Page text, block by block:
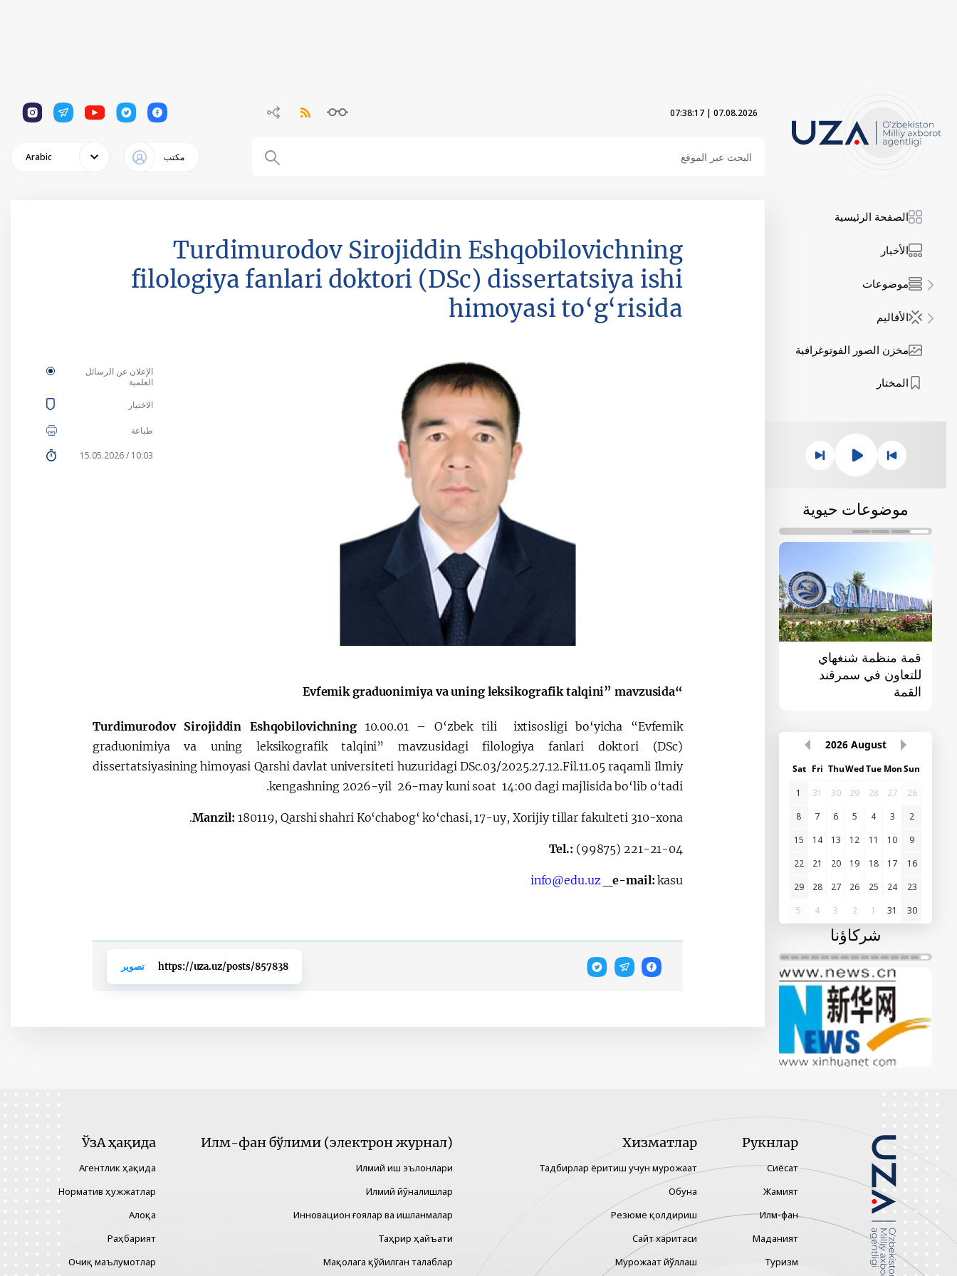
07.08.2026
|
07:38:18
1
1
1
1
1
مكتب Arabic
الصفحة الرئيسية
الأخبار
موضوعات
الأقاليم
مخزن الصور الفوتوغرافية
المختار
موضوعات حيوية
قمة سمرقند لمنظمة
الدول الناطقة باللغات
التركية
August
2026
Sun
Mon
Tue
Wed
Thu
Fri
Sat
26
27
28
29
30
31
1
2
3
4
5
6
7
8
9
10
11
12
13
14
15
16
17
18
19
20
21
22
23
24
25
26
27
28
29
30
31
1
2
3
4
5
شركاؤنا
Turdimurodov Sirojiddin Eshqobilovichning
filologiya fanlari doktori (DSc) dissertatsiya ishi
himoyasi to‘g‘risida
الإعلان عن الرسائل
العلمية
الاختيار
طباعة
10:03 / 15.05.2026
“Evfemik graduonimiya va uning leksikografik talqini” mavzusida
Turdimurodov Sirojiddin Eshqobilovichning 10.00.01 – O‘zbek tili ixtisosligi bo‘yicha “Evfemik
graduonimiya va uning leksikografik talqini” mavzusidagi filologiya fanlari doktori (DSc)
dissertatsiyasining himoyasi Qarshi davlat universiteti huzuridagi DSc.03/2025.27.12.Fil.11.05 raqamli Ilmiy
kengashning 2026-yil 26-may kuni soat 14:00 dagi majlisida bo‘lib o‘tadi.
Manzil:180119, Qarshi shahri Ko‘chabog‘ ko‘chasi, 17-uy, Xorijiy tillar fakulteti 310-xona.
Tel.: (99875) 221-21-04
e-mail:kasu_
info@edu.uz
https://uza.uz/posts/857838 تصوير
Рукнлар
Сиёсат
Жамият
Илм-фан
Маданият
Туризм
Хизматлар
Тадбирлар ёритиш учун мурожаат
Обуна
Резюме қолдириш
Сайт харитаси
Мурожаат йўллаш
Илм-фан бўлими (электрон журнал)
Илмий иш эълонлари
Илмий йўналишлар
Инновацион ғоялар ва ишланмалар
Таҳрир ҳайъати
Мақолага қўйилган талаблар
ЎзА ҳақида
Агентлик ҳақида
Норматив ҳужжатлар
Алоқа
Раҳбарият
Очиқ маълумотлар